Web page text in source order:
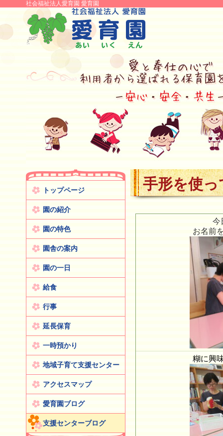
社会福祉法人愛育園 愛育園
トップページ
園の紹介
園の特色
園舎の案内
園の一日
給食
行事
延長保育
一時預かり
地域子育て支援センター
アクセスマップ
愛育園ブログ
支援センターブログ
手形を使
今
お名前
糊に興